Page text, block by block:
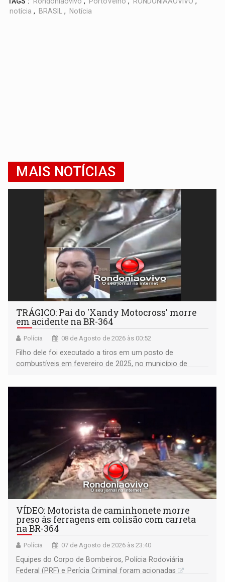
notícia , BRASIL , Notícia
MAIS NOTÍCIAS
TRÁGICO: Pai do 'Xandy Motocross' morre
em acidente na BR-364
Polícia 08 de Agosto de 2026 às 00:52
Filho dele foi executado a tiros em um posto de
combustíveis em fevereiro de 2025, no município de
VÍDEO: Motorista de caminhonete morre
preso às ferragens em colisão com carreta
na BR-364
Polícia 07 de Agosto de 2026 às 23:40
Equipes do Corpo de Bombeiros, Polícia Rodoviária
Federal (PRF) e Perícia Criminal foram acionadas